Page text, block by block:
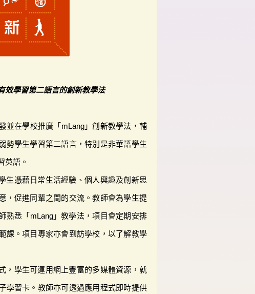
效學習第二語言的創新教學法
並在學校推廣「mLang」創新教學法，輔
勢學生學習第二語言，特別是非華語學生
英語。
生憑藉日常生活經驗、個人興趣及創新思
，促進同輩之間的交流。教師會為學生提
熟悉「mLang」教學法，項目會定期安排
課。項目專家亦會到訪學校，以了解教學
，學生可運用網上豐富的多媒體資源，就
學習卡。教師亦可透過應用程式即時提供